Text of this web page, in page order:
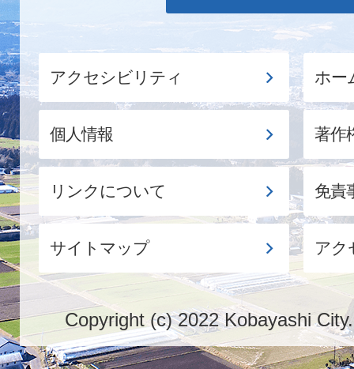
アクセシビリティ ホー
個人情報 著作
リンクについて 免責
サイトマップ アク
Copyright (c) 2022 Kobayashi